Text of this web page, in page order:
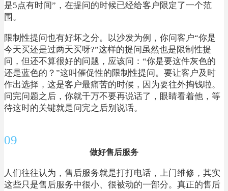
是5点有时间”，在提问的时候已经给客户限定了一个范
围。
限制性提问也有好坏之分。以沙发为例，你问客户“你是
今天买还是过两天买呀?”这样的提问虽然也是限制性提
问，但还不算很好的问题，应该问：“你是要这件灰色的
还是蓝色的？”这叫催促性的限制性提问。要让客户及时
作出选择，这是客户最痛苦的时候，因为要往外掏钱啦。
问完问题之后，你就千万不要再说话了，眼睛看着他，等
待这时的关键就是问完之后别说话。
09
做好售后服务
人们往往认为，售后服务就是打打电话，上门维修，其实
这些只是售后服务中很小、很被动的一部分。真正的售后